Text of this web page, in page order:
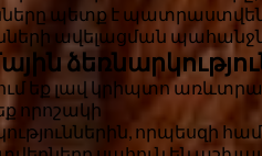
պետք է
ավելացման
եք լավ կրիպտո
որոշակի
որպեսզի